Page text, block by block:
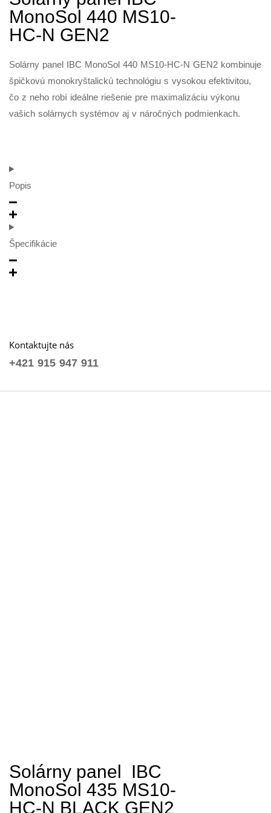
MonoSol 440 MS10-
HC-N GEN2
Solárny panel IBC MonoSol 440 MS10-HC-N GEN2 kombinuje
špičkovú monokryštalickú technológiu s vysokou efektivitou,
čo z neho robí ideálne riešenie pre maximalizáciu výkonu
vašich solárnych systémov aj v náročných podmienkach.
Popis
Špecifikácie
Kontaktujte nás
+421 915 947 911
Solárny panel IBC
MonoSol 435 MS10-
HC-N BLACK GEN2